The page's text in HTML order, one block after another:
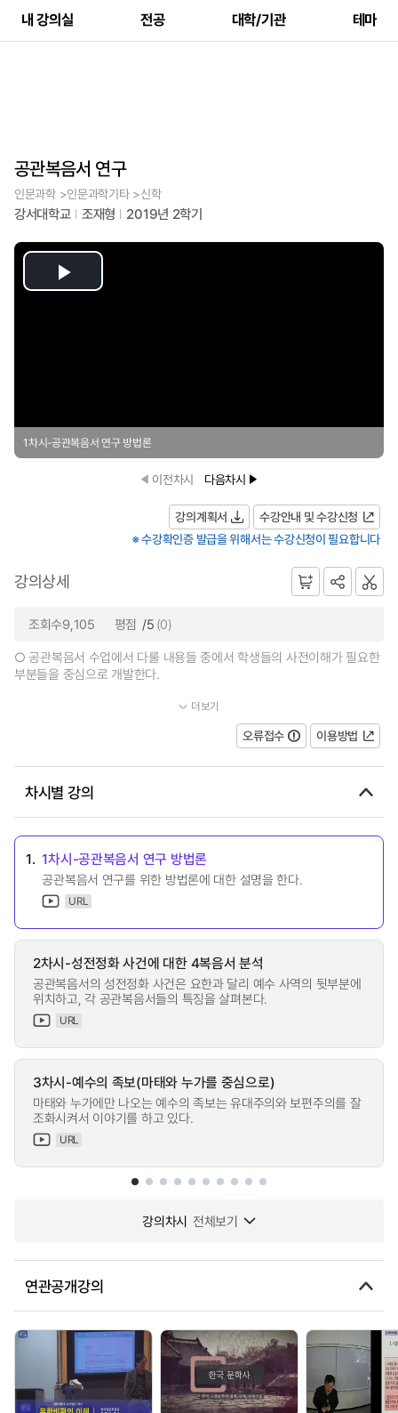
내 강의실 전공 대학/기관 테마
공관복음서 연구
인문과학 >인문과학기타 >신학
강서대학교 조재형 2019년 2학기
Play
1차시-공관복음서 연구 방법론
이전차시 다음차시
강의계획서
수강안내 및 수강신청
※ 수강확인증 발급을 위해서는 수강신청이 필요합니다
강의상세
조회수9,105 평점 /5 (0)
○ 공관복음서 수업에서 다룰 내용들 중에서 학생들의 사전이해가 필요한
부분들을 중심으로 개발한다.
○ 공관복음서 연구를 위한 역사비평(본문, 자료, 양식, 편집)과...
더보기
오류접수 이용방법
차시별 강의
1. 1차시-공관복음서 연구 방법론
공관복음서 연구를 위한 방법론에 대한 설명을 한다.
URL
2차시-성전정화 사건에 대한 4복음서 분석
공관복음서의 성전정화 사건은 요한과 달리 예수 사역의 뒷부분에
위치하고, 각 공관복음서들의 특징을 살펴본다.
URL
3차시-예수의 족보(마태와 누가를 중심으로)
마태와 누가에만 나오는 예수의 족보는 유대주의와 보편주의를 잘
조화시켜서 이야기를 하고 있다.
URL
강의차시 전체보기
연관공개강의